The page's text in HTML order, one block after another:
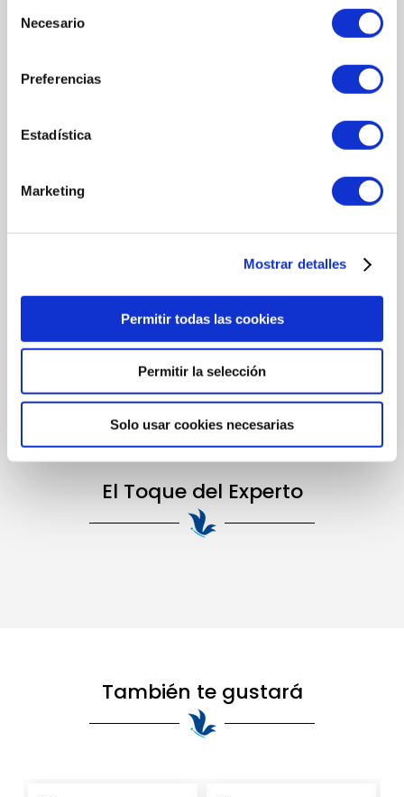
Necesario
Preferencias
Estadística
Marketing
Mostrar detalles
Permitir todas las cookies
Permitir la selección
Solo usar cookies necesarias
Uso diario de noche. Aplicación sobre la piel limpia y tonificada
mediante masajes ligeros sobre cuello y cara.
Todo tipo de pieles, especialmente aquellas con deterioros
FORMAS DE PAGO
CAMBIOS Y DEVOLUCIONES
El cliente dispone de 14 días
ATENCIÓN PERSONALIZADA
info@latiendadecosmeticos.com
El Toque del Experto
También te gustará